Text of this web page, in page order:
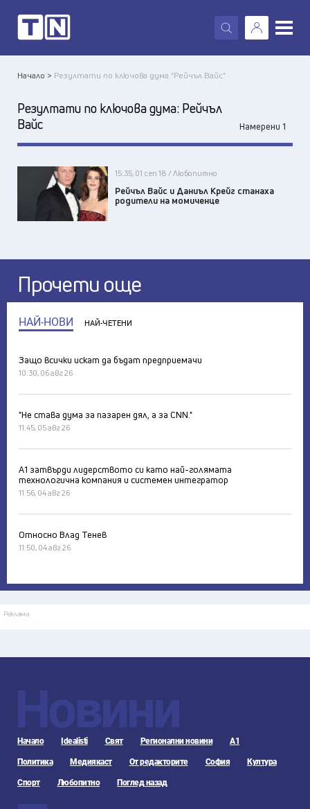
X
Начало > Резултати по ключова дума "Рейчъл Вайс"
Резултати по ключова дума: Рейчъл
Вайс
Намерени 1
15:35, 01 сеп 18 / Любопитно
Рейчъл Вайс и Даниъл Крейг станаха
родители на момиченце
Прочети още
НАЙ-НОВИ НАЙ-ЧЕТЕНИ
Защо всички искат да бъдат предприемачи
10:30, 06 авг 26
"Не става дума за пазарен дял, а за CNN."
11:45, 05 авг 26
А1 затвърди лидерството си като най-голямата
технологична компания и системен интегратор
11:56, 04 авг 26
Относно Влад Тенев
11:50, 04 авг 26
Реклама
Новини
Начало Idealisti Свят Регионални новини А1
Политика Медиякаст От редакторите София Култура
Спорт Любопитно Поглед назад